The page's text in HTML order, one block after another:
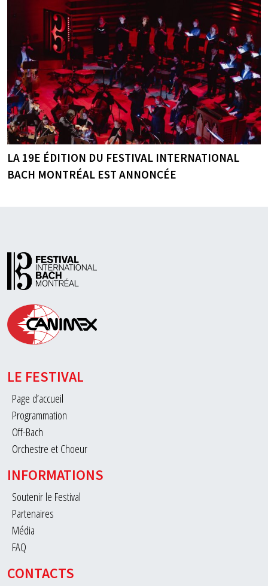
LA 19E ÉDITION DU FESTIVAL INTERNATIONAL
BACH MONTRÉAL EST ANNONCÉE
LE FESTIVAL
Page d’accueil
Programmation
Off-Bach
Orchestre et Choeur
INFORMATIONS
Soutenir le Festival
Partenaires
Média
FAQ
CONTACTS